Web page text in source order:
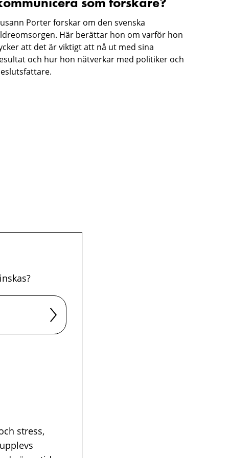
Porter forskar om den svenska
Här berättar hon om varför hon
att det är viktigt att nå ut med sina
och hur hon nätverkar med politiker och
stress,